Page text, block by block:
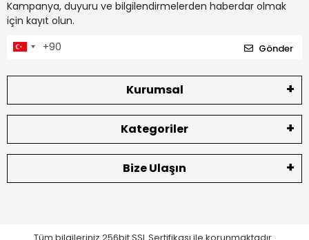
Kampanya, duyuru ve bilgilendirmelerden haberdar olmak
için kayıt olun.
Gönder
Kurumsal
Kategoriler
Bize Ulaşın